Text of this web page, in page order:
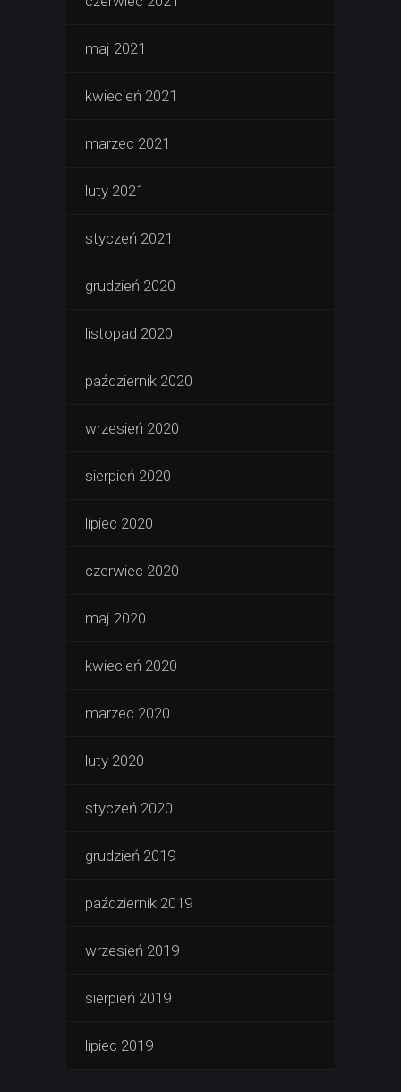
maj 2021
kwiecień 2021
marzec 2021
luty 2021
styczeń 2021
grudzień 2020
listopad 2020
październik 2020
wrzesień 2020
sierpień 2020
lipiec 2020
czerwiec 2020
maj 2020
kwiecień 2020
marzec 2020
luty 2020
styczeń 2020
grudzień 2019
październik 2019
wrzesień 2019
sierpień 2019
lipiec 2019